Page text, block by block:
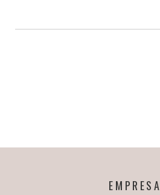
EMPRESA